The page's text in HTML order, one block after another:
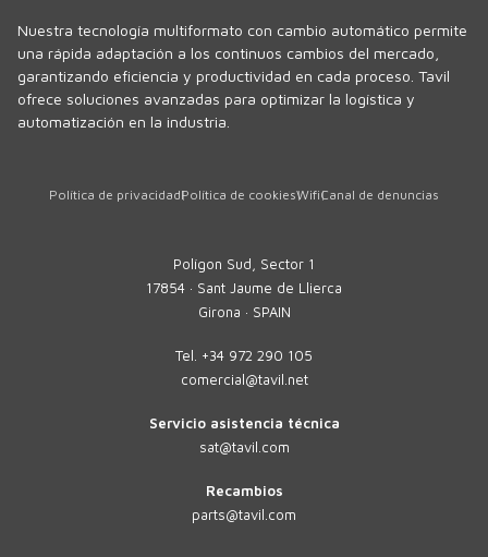
Nuestra tecnología multiformato con cambio automático permite
una rápida adaptación a los continuos cambios del mercado,
garantizando eficiencia y productividad en cada proceso. Tavil
ofrece soluciones avanzadas para optimizar la logística y
automatización en la industria.
Política de privacidadPolítica de cookiesWifiCanal de denuncias
Polígon Sud, Sector 1
17854 · Sant Jaume de Llierca
Girona · SPAIN
Tel. +34 972 290 105
comercial@tavil.net
Servicio asistencia técnica
sat@tavil.com
Recambios
parts@tavil.com